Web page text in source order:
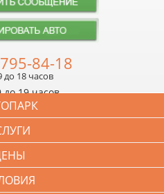
84-18
до 18 часов
до 19 часов